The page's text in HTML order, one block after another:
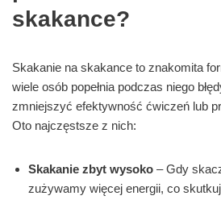
skakance?
Skakanie na skakance to znakomita
wiele osób popełnia podczas niego
zmniejszyć efektywność ćwiczeń lub
Oto najczęstsze z nich:
Skakanie zbyt wysoko – Gdy
zużywamy więcej energii, co